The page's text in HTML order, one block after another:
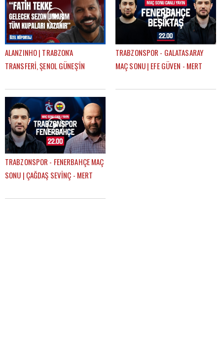
ALANZINHO | TRABZON'A
TRANSFERİ, ŞENOL GÜNEŞ'İN
TEKKE'Yİ NASIL TANIMLAR?
TRABZONSPOR - GALATASARAY
MAÇ SONU | EFE GÜVEN - MERT
TRABZONSPOR - FENERBAHÇE MAÇ
SONU | ÇAĞDAŞ SEVİNÇ - MERT